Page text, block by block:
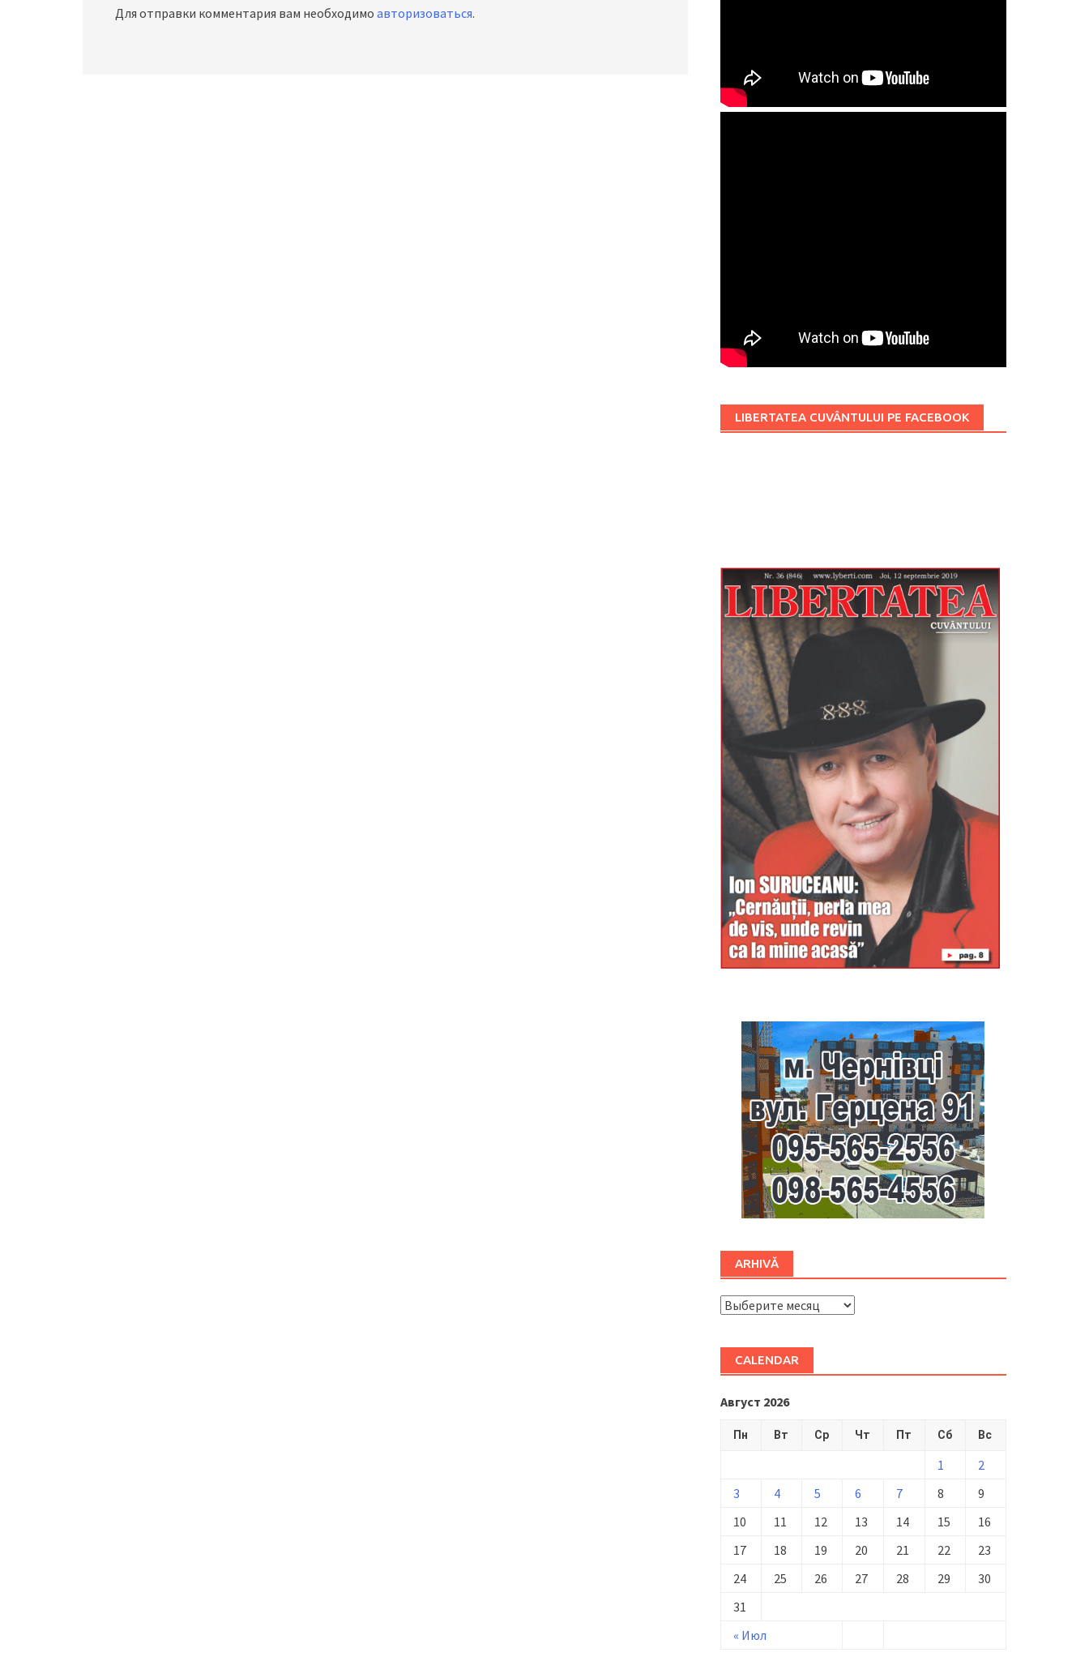
Для отправки комментария вам необходимо авторизоваться.
LIBERTATEA CUVÂNTULUI PE FACEBOOK
ARHIVĂ
ARHIVĂ
CALENDAR
Август 2026
Пн Вт Ср Чт Пт Сб Вс
« Июл
1
2
3
4 5 6 7 8
9
10
11 12 13 14 15
16
17
18 19 20 21 22
23
24
25 26 27 28 29
30
31